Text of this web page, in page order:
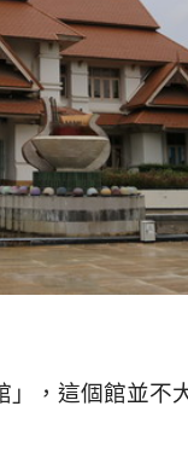
，這個館並不